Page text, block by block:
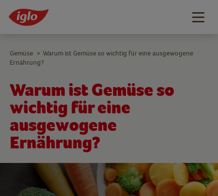
Warum ist Gemüse so
wichtig für eine
ausgewogene
Ernährung?
Gemüse > Warum ist Gemüse so wichtig für eine ausgewogene
Ernährung?